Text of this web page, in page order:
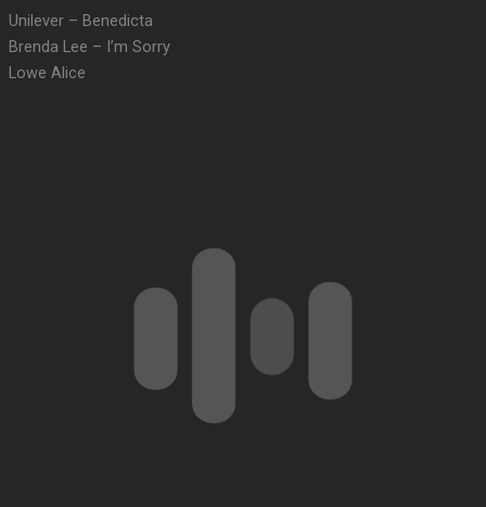
Unilever – Benedicta
Brenda Lee – I’m Sorry
Lowe Alice